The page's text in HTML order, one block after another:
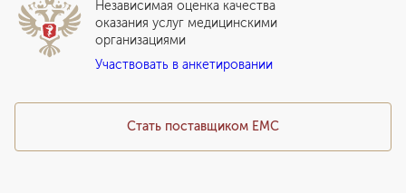
Прайс-лист
Подарочный сертификат EMC
Медицинский туризм
Программы привилегий
Стать поставщиком ЕМС
Независимая оценка качества
оказания услуг медицинскими
организациями
Участвовать в анкетировании